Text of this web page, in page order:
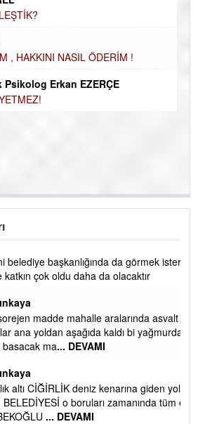
NASIL ÖDERİM !
Erkan EZERÇE
başkanlığında da görmek isteriz
çok oldu daha da olacaktır
madde mahalle aralarında asvalt döke
yoldan aşağıda kaldı bi yağmurda
ma... DEVAMI
deniz kenarına giden yola
o boruları zamanında tüm ereğli
... DEVAMI